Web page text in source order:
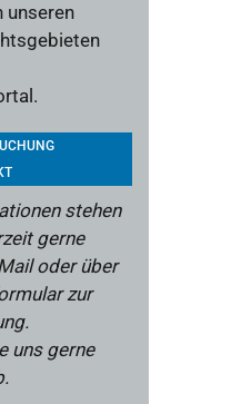
unseren
stehen
gerne
oder über
zur
uns gerne